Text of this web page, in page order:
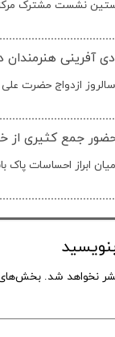
نشست مشترک مرکز
آفرینی
ازدواج حضرت
جمع کثیری از
ابراز احساسات پاک
نخواهد شد. بخش‌های